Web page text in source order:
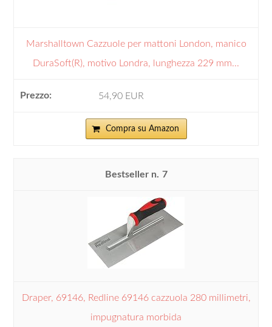
Marshalltown Cazzuole per mattoni London, manico
DuraSoft(R), motivo Londra, lunghezza 229 mm...
54,90 EUR
Compra su Amazon
7
Draper, 69146, Redline 69146 cazzuola 280 millimetri,
impugnatura morbida